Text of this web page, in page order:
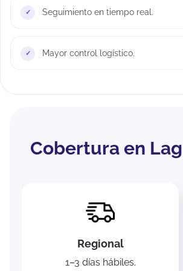
Seguimiento en tiempo real.
Mayor control logístico.
Cobertura en
Regional
1–3 días hábiles.